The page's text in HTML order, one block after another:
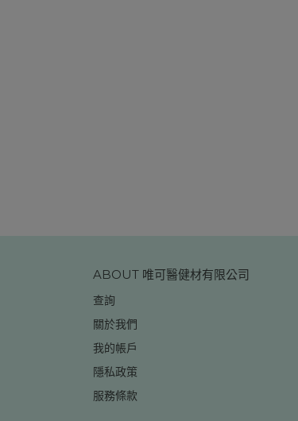
ABOUT 唯可醫健材有限公司
查詢
關於我們
我的帳戶
隱私政策
服務條款